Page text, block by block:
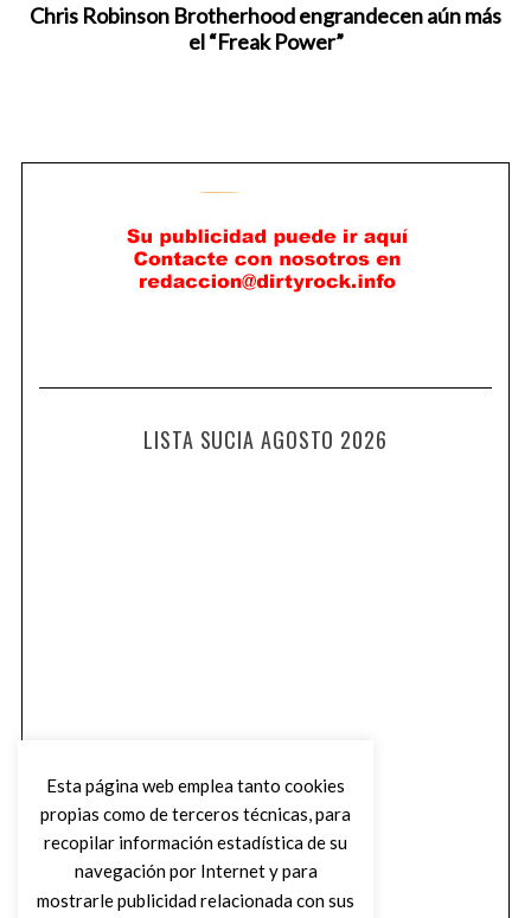
Chris Robinson Brotherhood engrandecen aún más
el “Freak Power”
LISTA SUCIA AGOSTO 2026
Esta página web emplea tanto cookies
propias como de terceros técnicas, para
recopilar información estadística de su
navegación por Internet y para
mostrarle publicidad relacionada con sus